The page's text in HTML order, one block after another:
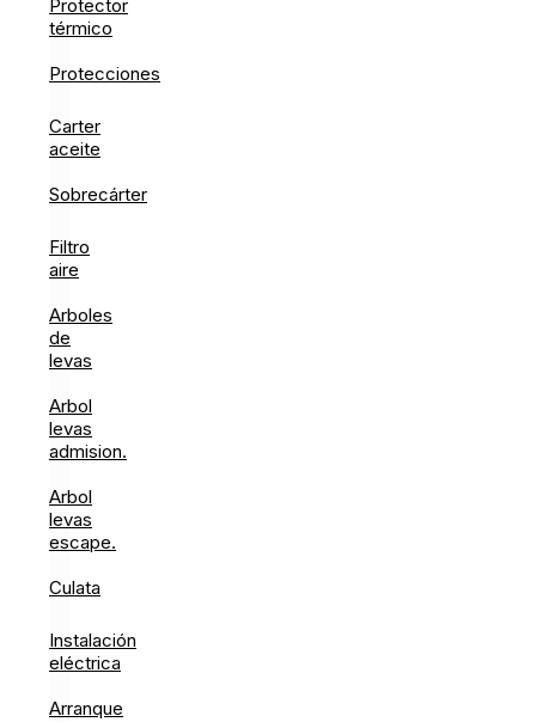
Protector
térmico
Protecciones
Carter
aceite
Sobrecárter
Filtro
aire
Arboles
de
levas
Arbol
levas
admision.
Arbol
levas
escape.
Culata
Instalación
eléctrica
Arranque